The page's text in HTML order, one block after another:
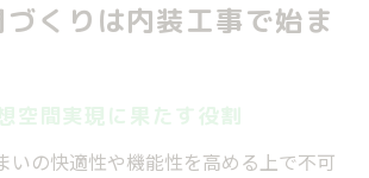
くりは内装工事で始ま
空間実現に果たす役割
いの快適性や機能性を高める上で不可